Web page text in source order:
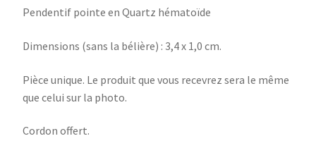
Pendentif pointe en Quartz hématoïde
Dimensions (sans la bélière) : 3,4 x 1,0 cm.
Pièce unique. Le produit que vous recevrez sera le même
que celui sur la photo.
Cordon offert.